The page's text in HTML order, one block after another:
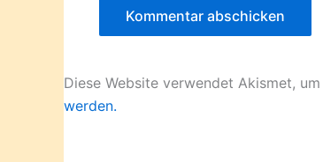
Diese Website verwendet Akismet,
werden.